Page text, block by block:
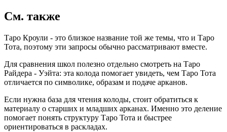
См. также
Таро Кроули - это близкое название той же темы, что и Таро
Тота, поэтому эти запросы обычно рассматривают вместе.
Для сравнения школ полезно отдельно смотреть на Таро
Райдера - Уэйта: эта колода помогает увидеть, чем Таро Тота
отличается по символике, образам и подаче арканов.
Если нужна база для чтения колоды, стоит обратиться к
материалу о старших и младших арканах. Именно это деление
помогает понять структуру Таро Тота и быстрее
ориентироваться в раскладах.